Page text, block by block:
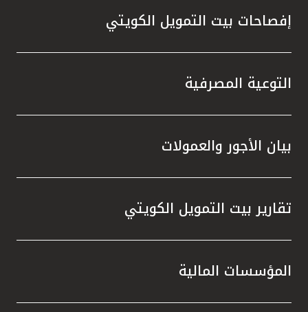
إفصاحات بيت التمويل الكويتي
التوعية المصرفية
بيان الأجور والعمولات
تقارير بيت التمويل الكويتي
المؤسسات المالية